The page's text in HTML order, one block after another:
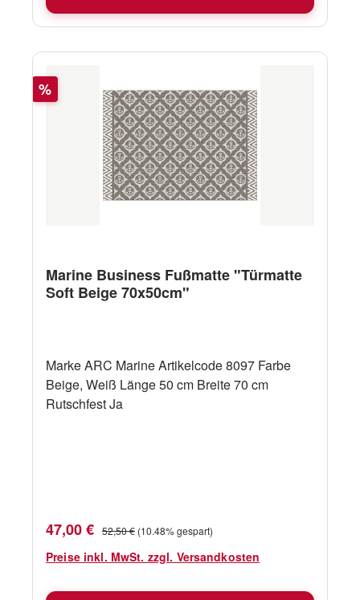
Rabatt
%
Marine Business Fußmatte "Türmatte
Soft Beige 70x50cm"
Marke ARC Marine Artikelcode 8097 Farbe
Beige, Weiß Länge 50 cm Breite 70 cm
Rutschfest Ja
Verkaufspreis:
47,00 € Regulärer Preis:
52,50 € (10.48% gespart)
Preise inkl. MwSt. zzgl. Versandkosten